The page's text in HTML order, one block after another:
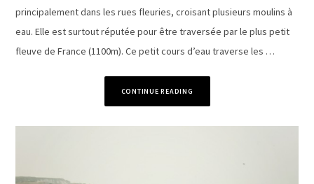
principalement dans les rues fleuries, croisant plusieurs moulins à
eau. Elle est surtout réputée pour être traversée par le plus petit
fleuve de France (1100m). Ce petit cours d’eau traverse les …
CONTINUE READING